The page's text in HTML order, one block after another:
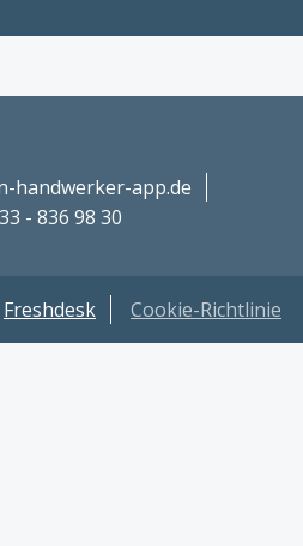
handwerker-app.de
- 836 98 30
Freshdesk Cookie-Richtlinie